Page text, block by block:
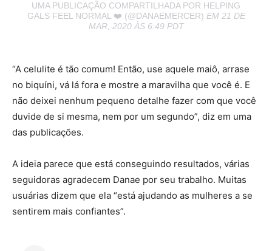
UMA PUBLICAÇÃO COMPARTILHADA POR HELPING
GALS FEEL NORMAL ❤️ (@DANAEMERCER) EM 21 DE
MAR, 2020 ÀS 6:49 PDT
“A celulite é tão comum! Então, use aquele maiô, arrase
no biquíni, vá lá fora e mostre a maravilha que você é. E
não deixei nenhum pequeno detalhe fazer com que você
duvide de si mesma, nem por um segundo”, diz em uma
das publicações.
A ideia parece que está conseguindo resultados, várias
seguidoras agradecem Danae por seu trabalho. Muitas
usuárias dizem que ela “está ajudando as mulheres a se
sentirem mais confiantes”.